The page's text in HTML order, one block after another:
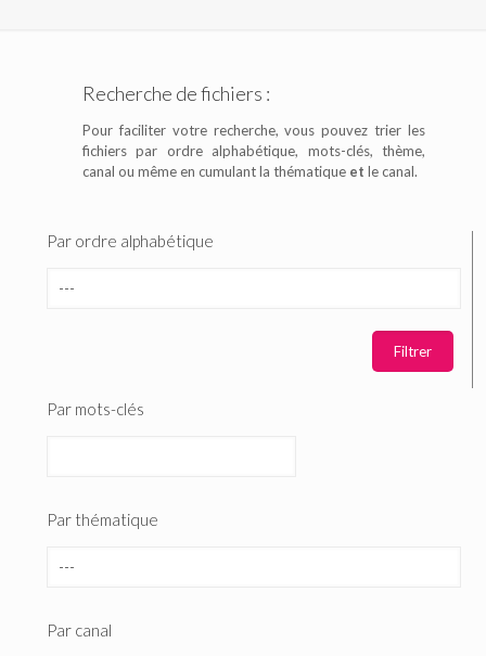
Recherche de fichiers :
Pour faciliter votre recherche, vous pouvez trier les
fichiers par ordre alphabétique, mots-clés, thème,
canal ou même en cumulant la thématique et le canal.
Par ordre alphabétique
Par mots-clés
Par thématique
Par canal